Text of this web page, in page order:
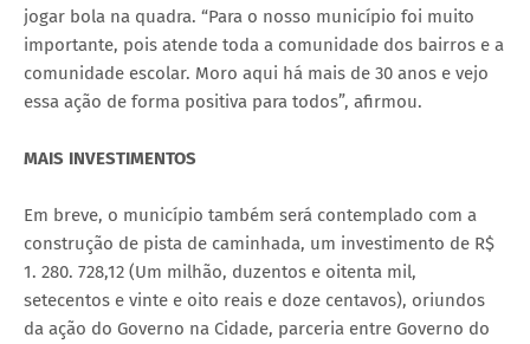
jogar bola na quadra. “Para o nosso município foi muito
importante, pois atende toda a comunidade dos bairros e a
comunidade escolar. Moro aqui há mais de 30 anos e vejo
essa ação de forma positiva para todos”, afirmou.
MAIS INVESTIMENTOS
Em breve, o município também será contemplado com a
construção de pista de caminhada, um investimento de R$
1. 280. 728,12 (Um milhão, duzentos e oitenta mil,
setecentos e vinte e oito reais e doze centavos), oriundos
da ação do Governo na Cidade, parceria entre Governo do